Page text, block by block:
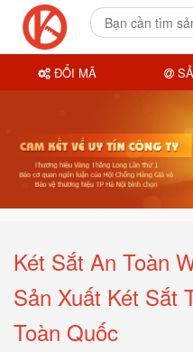
Két Sắt An Toàn
Sản Xuất Két Sắt
Toàn Quốc
ĐỔI MÃ